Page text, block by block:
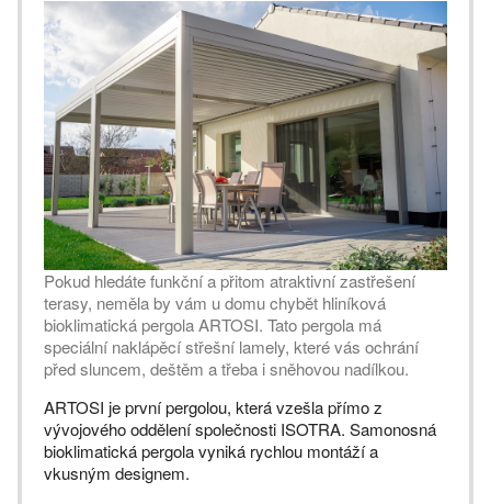
Pokud hledáte funkční a přitom atraktivní zastřešení
terasy, neměla by vám u domu chybět hliníková
bioklimatická pergola ARTOSI. Tato pergola má
speciální naklápěcí střešní lamely, které vás ochrání
před sluncem, deštěm a třeba i sněhovou nadílkou.
ARTOSI je první pergolou, která vzešla přímo z
vývojového oddělení společnosti ISOTRA. Samonosná
bioklimatická pergola vyniká rychlou montáží a
vkusným designem.